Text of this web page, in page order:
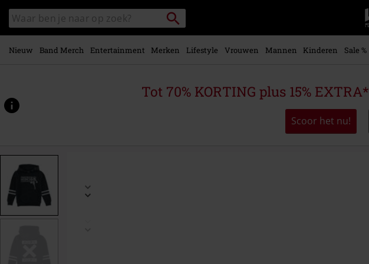
naar
hoofdinhoud
Zoek
in
catalogus
Packstation
zoeken
Nieuw Band Merch Entertainment Merken Lifestyle Vrouwen Mannen Kinderen Sale %
Tot 70% KORTING plus 15% EXTRA*
Scoor het nu!
www.large.nl/p/kids-
522860.html